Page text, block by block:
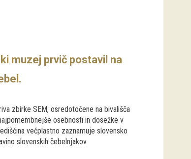
muzej prvič postavil na
zbirke SEM, osredotočene na bivališča
osebnosti in dosežke v
večplastno zaznamuje slovensko
slovenskih čebelnjakov.